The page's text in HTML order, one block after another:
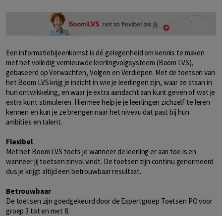
Een informatiebijeenkomst is dé gelegenheid om kennis te maken
met het volledig vernieuwde leerlingvolgsysteem (Boom LVS),
gebaseerd op Verwachten, Volgen en Verdiepen. Met de toetsen van
het Boom LVS krijg je inzicht in wie je leerlingen zijn, waar ze staan in
hun ontwikkeling, en waar je extra aandacht aan kunt geven of wat je
extra kunt stimuleren. Hiermee help je je leerlingen zichzelf te leren
kennen en kun je ze brengen naar het niveau dat past bij hun
ambities en talent.
Flexibel
Met het Boom LVS toets je wanneer de leerling er aan toe is en
wanneer jij toetsen zinvol vindt. De toetsen zijn continu genormeerd
dus je krijgt altijd een betrouwbaar resultaat.
Betrouwbaar
De toetsen zijn goedgekeurd door de Expertgroep Toetsen PO voor
groep 3 tot en met 8.